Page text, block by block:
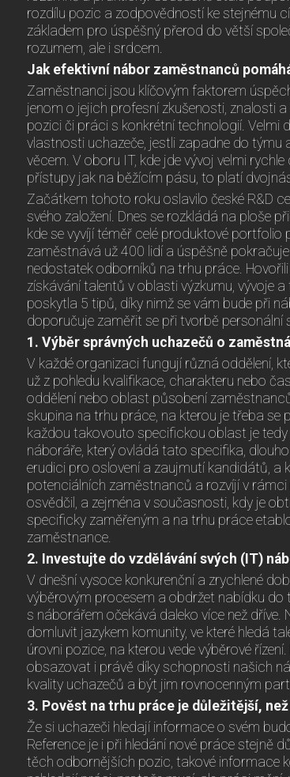
rozdílu pozic a zodpovědností ke stejnému
základem pro úspěšný přerod do větší
rozumem, ale i srdcem.
Jak efektivní nábor zaměstnanců
Zaměstnanci jsou klíčovým faktorem
jenom o jejich profesní zkušenosti, znalosti
pozici či práci s konkrétní technologií. Velmi
vlastnosti uchazeče, jestli zapadne do týmu
věcem. V oboru IT, kde jde vývoj velmi
přístupy jak na běžícím pásu, to platí
Začátkem tohoto roku oslavilo české R&D
svého založení. Dnes se rozkládá na ploše
kde se vyvíjí téměř celé produktové portfolio
zaměstnává už 400 lidí a úspěšně
nedostatek odborníků na trhu práce.
získávání talentů v oblasti výzkumu, vývoje
poskytla 5 tipů, díky nimž se vám bude při
doporučuje zaměřit se při tvorbě personální
1. Výběr správných uchazečů o
V každé organizaci fungují různá oddělení,
už z pohledu kvalifikace, charakteru nebo
oddělení nebo oblast působení
skupina na trhu práce, na kterou je třeba
každou takovouto specifickou oblast je
náboráře, který ovládá tato specifika,
erudici pro oslovení a zaujmutí kandidátů, a
potenciálních zaměstnanců a rozvíjí v
osvědčil, a zejména v současnosti, kdy je
specificky zaměřeným a na trhu práce
zaměstnance.
2. Investujte do vzdělávání svých (IT)
V dnešní vysoce konkurenční a zrychlené
výběrovým procesem a obdržet nabídku
s náborářem očekává daleko více než
domluvit jazykem komunity, ve které hledá
úrovni pozice, na kterou vede výběrové
obsazovat i právě díky schopnosti našich
kvality uchazečů a být jim rovnocenným
3. Pověst na trhu práce je důležitější,
Že si uchazeči hledají informace o svém
Reference je i při hledání nové práce stejně
těch odbornějších pozic, takové informace